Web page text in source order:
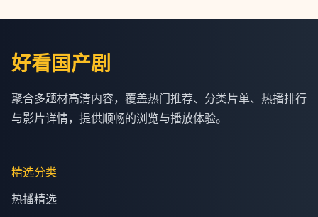
好看国产剧
聚合多题材高清内容，覆盖热门推荐、分类片单、热播排行
与影片详情，提供顺畅的浏览与播放体验。
精选分类
热播精选